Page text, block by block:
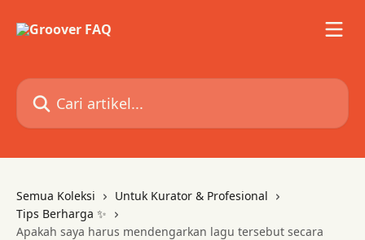
Cari artikel...
Semua Koleksi
Untuk Kurator & Profesional
Tips Berharga ✨
Apakah saya harus mendengarkan lagu tersebut secara